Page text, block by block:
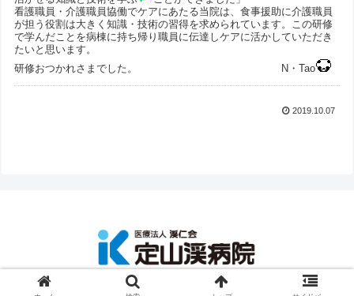
看護職員・介護職員協働でケアにあたる当院は、食事援助に介護職員
が担う役割は大きく知識・技術の習得を求められています。この研修
で学んだことを病棟に持ち帰り職員に伝達しケアに活かしていただき
たいと思います。
研修おつかれさまでした。 N・Tao
2019.10.07
Copyright © Keijinkai Group. All Rights Reserved.